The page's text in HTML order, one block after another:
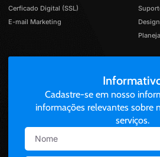
Cerficado Digital (SSL)
E-mail Marketing
Cadastre-se em nosso
informações relevantes sobre
serviços.